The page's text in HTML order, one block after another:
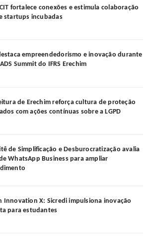
fortalece conexões e estimula colaboração
startups incubadas
empreendedorismo e inovação durante
Summit do IFRS Erechim
de Erechim reforça cultura de proteção
com ações contínuas sobre a LGPD
de Simplificação e Desburocratização avalia
WhatsApp Business para ampliar
Innovation X: Sicredi impulsiona inovação
para estudantes